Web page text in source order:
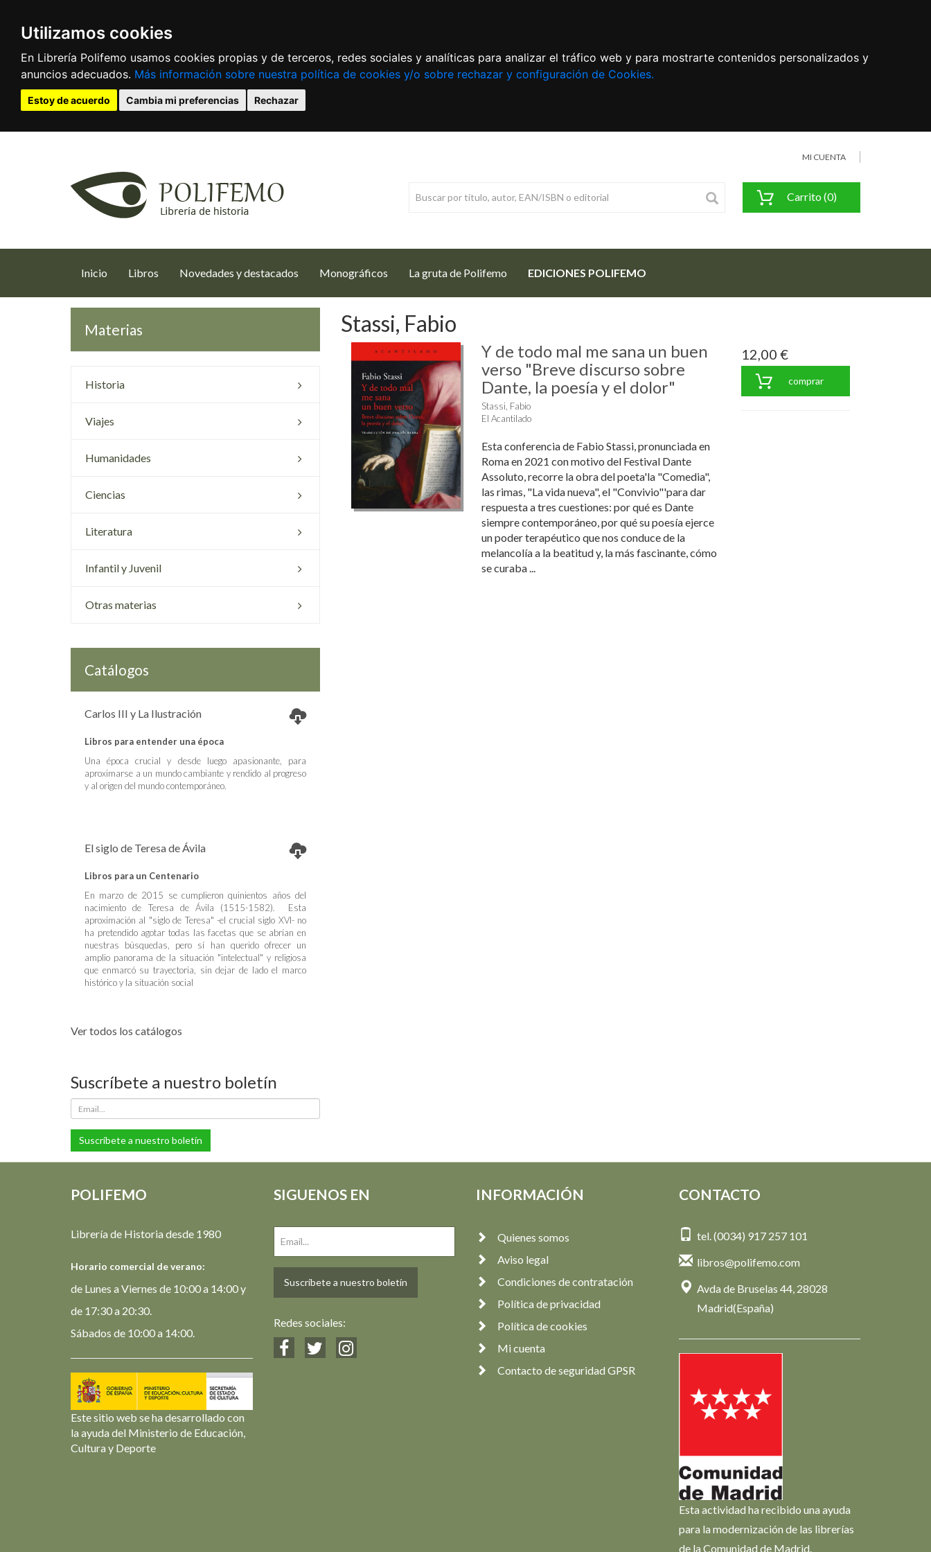
Utilizamos cookies
En Librería Polifemo usamos cookies propias y de terceros, redes sociales y analíticas para analizar el tráfico web y para mostrarte contenidos personalizados y
anuncios adecuados. Más información sobre nuestra política de cookies y/o sobre rechazar y configuración de Cookies.
Estoy de acuerdo Cambia mi preferencias Rechazar
MI CUENTA
Carrito (0)
Inicio (current)
Libros Novedades y destacados Monográficos La gruta de Polifemo EDICIONES POLIFEMO
Materias
Historia
Viajes
Humanidades
Ciencias
Literatura
Infantil y Juvenil
Otras materias
Catálogos
Carlos III y La Ilustración
Libros para entender una época
Una época crucial y desde luego apasionante, para
aproximarse a un mundo cambiante y rendido al progreso
y al origen del mundo contemporáneo.
El siglo de Teresa de Ávila
Libros para un Centenario
En marzo de 2015 se cumplieron quinientos años del
nacimiento de Teresa de Ávila (1515-1582). Esta
aproximación al "siglo de Teresa" -el crucial siglo XVI- no
ha pretendido agotar todas las facetas que se abrían en
nuestras búsquedas, pero sí han querido ofrecer un
amplio panorama de la situación "intelectual" y religiosa
que enmarcó su trayectoria, sin dejar de lado el marco
histórico y la situación social
Ver todos los catálogos
Suscríbete a nuestro boletín
Suscríbete a nuestro boletín
Stassi, Fabio
Y de todo mal me sana un buen
verso "Breve discurso sobre
Dante, la poesía y el dolor"
Stassi, Fabio
El Acantilado
Esta conferencia de Fabio Stassi, pronunciada en
Roma en 2021 con motivo del Festival Dante
Assoluto, recorre la obra del poeta'la "Comedia",
las rimas, "La vida nueva", el "Convivio"'para dar
respuesta a tres cuestiones: por qué es Dante
siempre contemporáneo, por qué su poesía ejerce
un poder terapéutico que nos conduce de la
melancolía a la beatitud y, la más fascinante, cómo
se curaba ...
12,00 €
comprar
POLIFEMO
Librería de Historia desde 1980
Horario comercial de verano:
de Lunes a Viernes de 10:00 a 14:00 y
de 17:30 a 20:30.
Sábados de 10:00 a 14:00.
Este sitio web se ha desarrollado con
la ayuda del Ministerio de Educación,
Cultura y Deporte
SIGUENOS EN
Suscríbete a nuestro boletín
Redes sociales:
INFORMACIÓN
Quienes somos
Aviso legal
Condiciones de contratación
Política de privacidad
Política de cookies
Mi cuenta
Contacto de seguridad GPSR
CONTACTO
tel. (0034) 917 257 101
libros@polifemo.com
Avda de Bruselas 44, 28028
Madrid(España)
Esta actividad ha recibido una ayuda
para la modernización de las librerías
de la Comunidad de Madrid.